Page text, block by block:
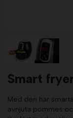
Smart
Med den här
avnjuta pommes